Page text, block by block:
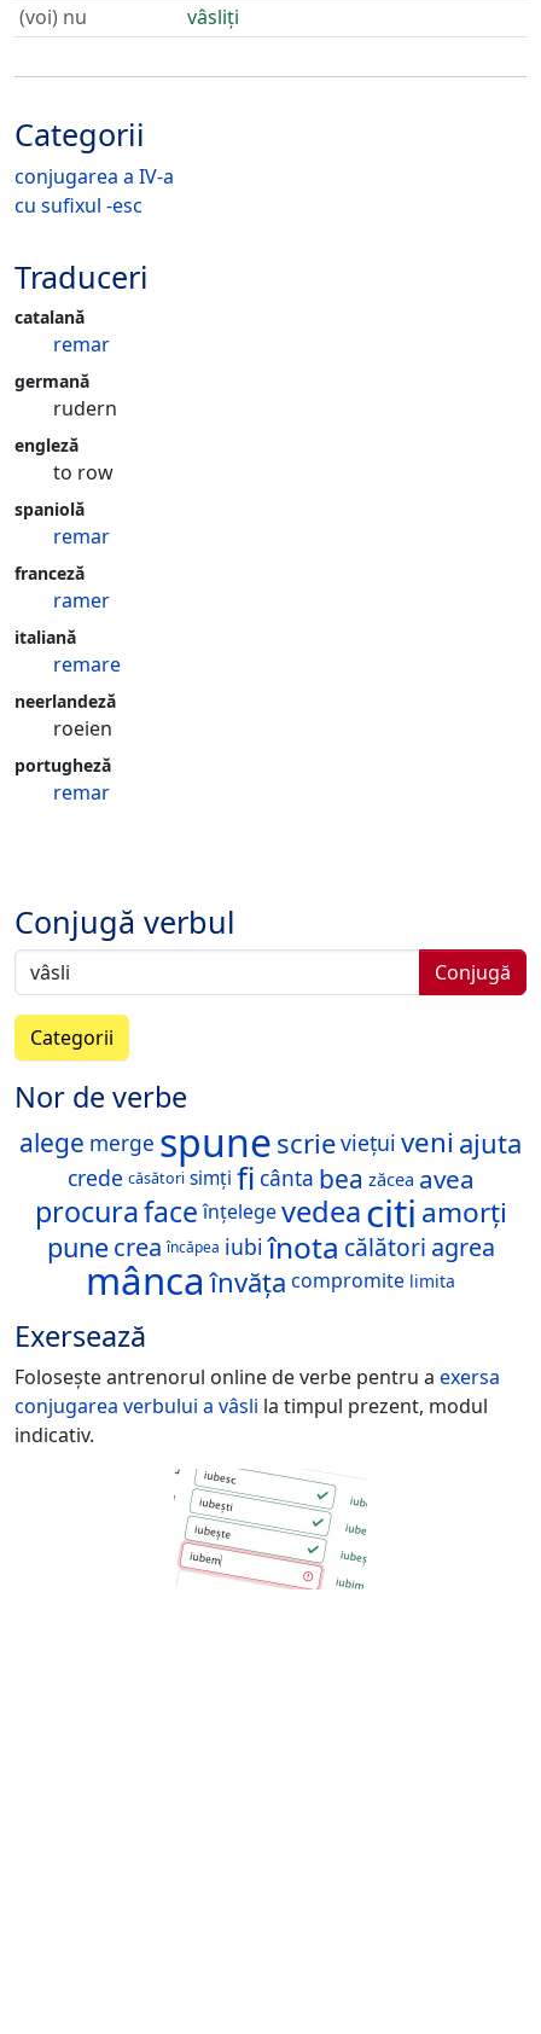
(voi) nu
vâsliți
Categorii
conjugarea a IV-a
cu sufixul -esc
Traduceri
catalană
remar
germană
rudern
engleză
to row
spaniolă
remar
franceză
ramer
italiană
remare
neerlandeză
roeien
portugheză
remar
Conjugă verbul
Conjugă
Categorii
Nor de verbe
alege merge spune scrieviețui veni ajuta
crede căsători simți fi cânta bea zăcea avea
procuraface înțelege vedeaciti amorți
pune crea încăpea iubi înota călători agrea
mânca învăța compromite limita
Exersează
Folosește antrenorul online de verbe pentru a exersa
conjugarea verbului a vâsli la timpul prezent, modul
indicativ.